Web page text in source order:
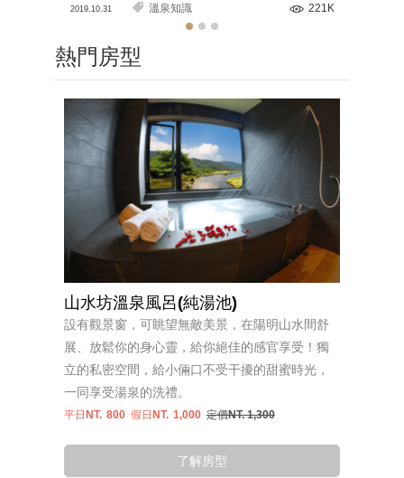
2019.10.31 溫泉知識 221K
熱門房型
山水坊溫泉風呂(純湯池)
設有觀景窗，可眺望無敵美景，在陽明山水間舒
展、放鬆你的身心靈，給你絕佳的感官享受！獨
立的私密空間，給小倆口不受干擾的甜蜜時光，
一同享受湯泉的洗禮。
平日NT. 800 假日NT. 1,000定價NT. 1,300
了解房型